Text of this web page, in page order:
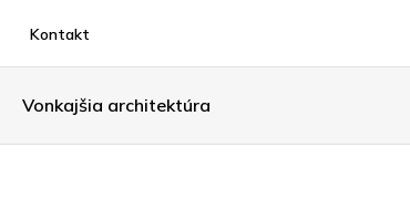
Kontakt
Vonkajšia architektúra